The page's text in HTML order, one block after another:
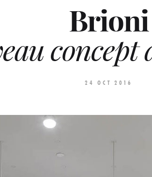
Brioni
concept
24 OCT 2016